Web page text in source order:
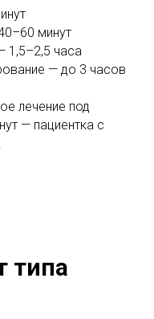
минут
1,5–2,5 часа
— до 3 часов
лечение под
— пациентка с
типа